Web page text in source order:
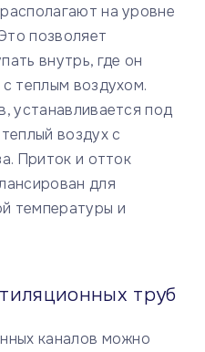
на уровне
позволяет
внутрь, где он
теплым воздухом.
устанавливается под
воздух с
Приток и отток
для
температуры и
труб
каналов можно